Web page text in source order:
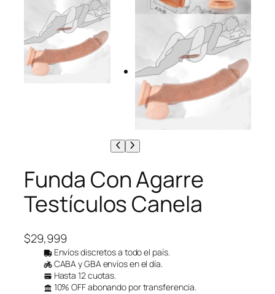
Funda Con Agarre
Testículos Canela
$29,999
Envíos discretos a todo el país.
CABA y GBA envíos en el día.
Hasta 12 cuotas.
10% OFF abonando por transferencia.